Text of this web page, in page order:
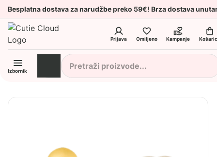
Besplatna dostava za narudžbe preko 59€! Brza dostava
Prijava Omiljeno Kampanje
Izbornik